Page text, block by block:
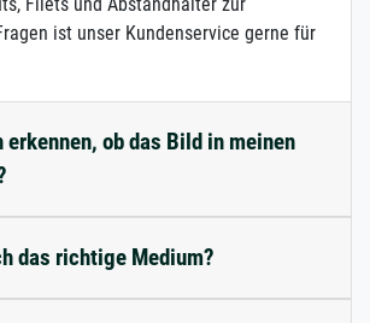
ist unser Kundenservice gerne für
erkennen, ob das Bild in meinen
das richtige Medium?